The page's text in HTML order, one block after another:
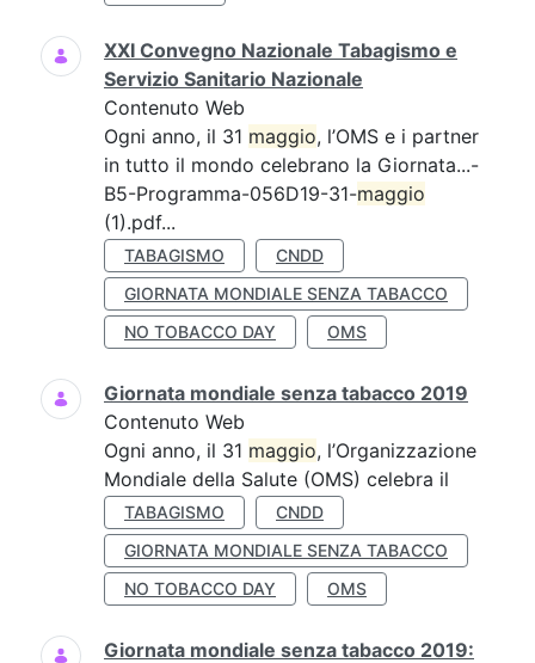
XXI Convegno Nazionale Tabagismo e
Servizio Sanitario Nazionale
Contenuto Web
Ogni anno, il 31 maggio, l’OMS e i partner
in tutto il mondo celebrano la Giornata...-
B5-Programma-056D19-31-maggio
(1).pdf...
TABAGISMO
CNDD
GIORNATA MONDIALE SENZA TABACCO
NO TOBACCO DAY
OMS
Giornata mondiale senza tabacco 2019
Contenuto Web
Ogni anno, il 31 maggio, l’Organizzazione
Mondiale della Salute (OMS) celebra il
TABAGISMO
CNDD
GIORNATA MONDIALE SENZA TABACCO
NO TOBACCO DAY
OMS
Giornata mondiale senza tabacco 2019: